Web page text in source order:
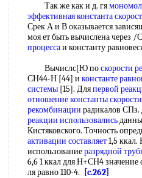
Так же как и д. гя
эффективная константа
Срек А и В оказывается
моя ет быть вычислена через /
процессаи константу
Вычислс[Ю поскорости
СН44-Н [44] и константе
системы [15]. Дляпервой
отношение константы скорости
рекомбинации радикалов СПз.
реакции использовались
Кистяковского. Точность
активации составляет1,5
использованиеразрядной
6,6 1 ккал для Н+СН4 значение
ля равно 110-4.
[c.262]